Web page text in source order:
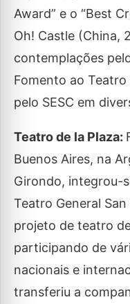
Award” e o “Best
Oh! Castle (China,
contemplações
Fomento ao Teatro
pelo SESC em
Teatro de la Plaza:
Buenos Aires, na
Girondo, integrou-
Teatro General
projeto de teatro
participando de
nacionais e
transferiu a